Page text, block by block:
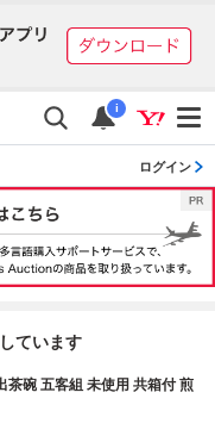
i
ログイン
ています
碗 五客組 未使用 共箱付 煎